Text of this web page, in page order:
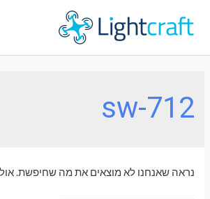
לתוכן
sw-712
נראה שאנחנו לא מוצאים את מה שחיפשת. אולי